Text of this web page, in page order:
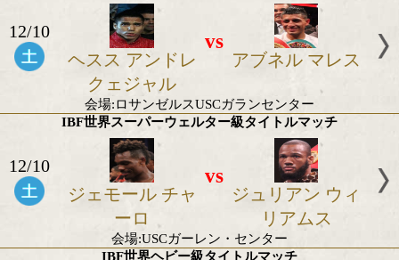
テレンス クロウ
フォード
ジョン モリ
WBO世界ヘビー級王座決定戦
ジョセフ パーカ
アンディ ル
会場:オークランド(ニュージーランド)